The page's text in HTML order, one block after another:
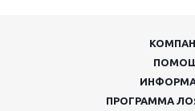
ПРОГРАММА